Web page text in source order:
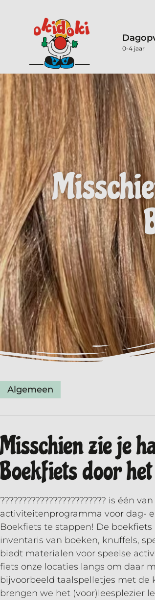
0-4 jaar
Algemeen
Misschien zie je
Boekfiets door
???????????????????????? is
activiteitenprogramma voor dag-
Boekfiets te stappen! De
inventaris van boeken, knuffels,
biedt materialen voor speelse
fiets onze locaties langs om daar
bijvoorbeeld taalspelletjes met de
brengen we het (voor)leesplezier